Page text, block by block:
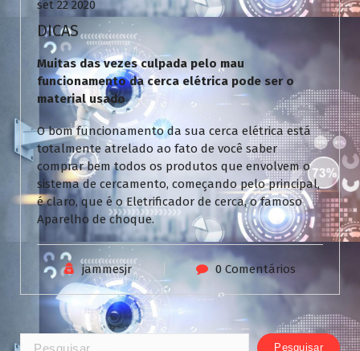
set 22 2020
DICAS
Muitas das vezes culpada pelo mau
funcionamento da cerca elétrica pode ser o
material usado
O bom funcionamento da sua cerca elétrica está
totalmente atrelado ao fato de você saber
comprar bem todos os produtos que envolvem o
sistema de cercamento, começando pelo principal,
é claro, que é o Eletrificador de cerca, o famoso
Aparelho de choque.
jammesjr 0 Comentários
Pesquisar